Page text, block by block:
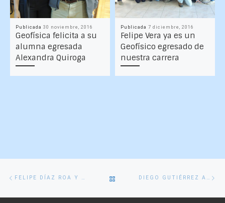
Publicada 30 noviembre, 2016
Geofísica felicita a su
alumna egresada
Alexandra Quiroga
Publicada 7 diciembre, 2016
Felipe Vera ya es un
Geofísico egresado de
nuestra carrera
Navegación
de
entradas
Entrada
FELIPE DÍAZ ROA Y GONZALO PÉREZ ÁLVAREZ SE TITULAN DE GEOFÍSICOS VOLVER
A
DIEGO GUTIÉRREZ APRUEBA SU ESTUDIO CLIMATOLÓGICO DEL OLEAJE